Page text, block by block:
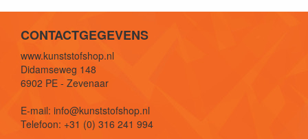
CONTACTGEGEVENS
www.kunststofshop.nl
Didamseweg 148
6902 PE - Zevenaar
E-mail: info@kunststofshop.nl
Telefoon: +31 (0) 316 241 994